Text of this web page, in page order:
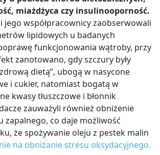
miażdżyca czy insulinooporność.
jego współpracownicy zaobserwowali
lipidowych u badanych
funkcjonowania wątroby, przy
zanotowano, gdy szczury były
dietą”, ubogą w nasycone
i cukier, natomiast bogatą w
kwasy tłuszczowe i błonnik
zauważyli również obniżenie
zapalnego, co daje możliwość
że spożywanie oleju z pestek malin
na obniżanie stresu oksydacyjnego.